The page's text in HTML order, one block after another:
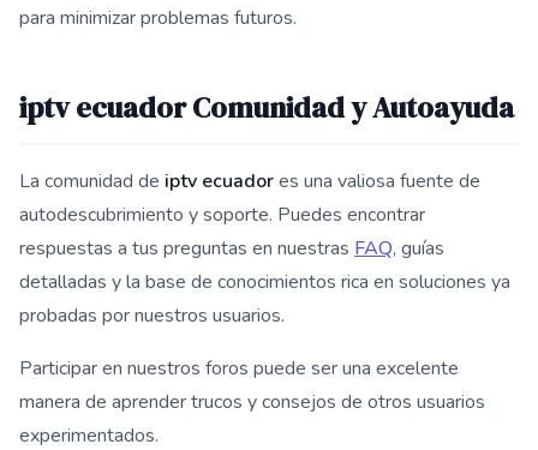
para minimizar problemas futuros.
iptv ecuador Comunidad y Autoayuda
La comunidad de iptv ecuadores una valiosa fuente de
autodescubrimiento y soporte. Puedes encontrar
respuestas a tus preguntas en nuestras FAQ, guías
detalladas y la base de conocimientos rica en soluciones ya
probadas por nuestros usuarios.
Participar en nuestros foros puede ser una excelente
manera de aprender trucos y consejos de otros usuarios
experimentados.